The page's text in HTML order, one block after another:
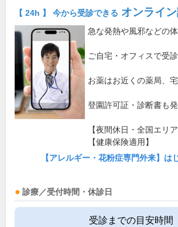
【 24h 】 今から受診できる オンライ
急な発熱や風邪などの
ご自宅・オフィスで受
お薬はお近くの薬局、
登園許可証・診断書も
【夜間休日・全国エリア
【健康保険適用】
【アレルギー・花粉症専門外来】は
診療／受付時間・休診日
受診までの目安時間